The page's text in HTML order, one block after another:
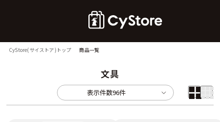
CyStore(サイストア)トップ 商品一覧
文具
表示件数96件